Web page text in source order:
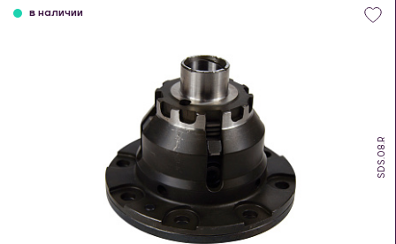
SDS.08.R
в наличии